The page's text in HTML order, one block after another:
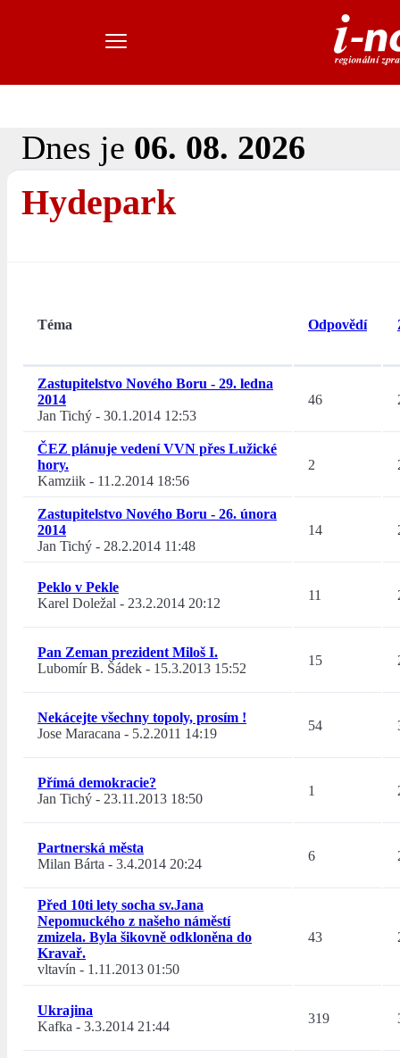
Dnes je 06. 08. 2026
Hydepark
Téma Odpovědí
Zastupitelstvo Nového Boru - 29. ledna
2014
Jan Tichý - 30.1.2014 12:53
46
ČEZ plánuje vedení VVN přes Lužické
hory.
Kamziik - 11.2.2014 18:56
2
Zastupitelstvo Nového Boru - 26. února
2014
Jan Tichý - 28.2.2014 11:48
14
Peklo v Pekle
Karel Doležal - 23.2.2014 20:12
11
Pan Zeman prezident Miloš I.
Lubomír B. Šádek - 15.3.2013 15:52
15
Nekácejte všechny topoly, prosím !
Jose Maracana - 5.2.2011 14:19
54
Přímá demokracie?
Jan Tichý - 23.11.2013 18:50
1
Partnerská města
Milan Bárta - 3.4.2014 20:24
6
Před 10ti lety socha sv.Jana
Nepomuckého z našeho náměstí
zmizela. Byla šikovně odkloněna do
Kravař.
vltavín - 1.11.2013 01:50
43
Ukrajina
Kafka - 3.3.2014 21:44
319